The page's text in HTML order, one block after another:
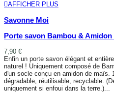
AFFICHER PLUS
Savonne Moi
Porte savon Bambou & Amidon
7,90 €
Enfin un porte savon élégant et
naturel ! Uniquement composé de
d'un socle conçu en amidon de maïs.
dégradable, réutilisable, recyclable.
uniquement si enfoui dans la terre.)...